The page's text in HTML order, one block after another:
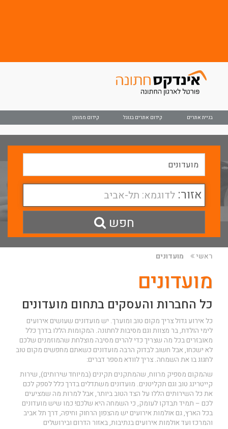
בניית אתרים קידום אתרים בגוגל קידום ממומן
אזור: לדוגמא: תל-אביב
חפש
ראשי מועדונים
מועדונים
כל החברות והעסקים בתחום מועדונים
כל אירוע גדול צריך מקום טוב ומוערך. יש מועדונים שעושים אירועים
לימי הולדת, בר מצוות וגם מסיבות לחתונה. המקומות הללו בדרך כלל
מאובזרים בכל מה שצריך כדי להרים מסיבה מוצלחת שהמוזמנים שלכם
לא ישכחו, אבל חשוב לבדוק הרבה מועדונים כשאתם מחפשים מקום טוב
לחגוג בו את השמחה. צריך לוודא מספר דברים:
שהמקום מספיק מרווח, שהמתקנים תקינים (במיוחד שירותים), שירות
קייטרינג טוב וגם תקליטנים. מועדונים משתדלים בדרך כלל לספק לכם
את כל השירותים הללו על הצד הטוב ביותר, אבל למרות מה שמציעים
לכם – תמיד תבדקו לעומק, כי השמחה היא שלכם! כמו שיש מועדונים
בכל הארץ, גם אולמות אירועים יש מהצפון הרחוק וחיפה, דרך תל אביב
והמרכז ועדאולמות אירועים בנתיבות, באזור הדרום ובירושלים